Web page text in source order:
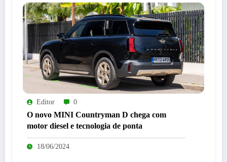
Editor 0
O novo MINI Countryman D chega com
motor diesel e tecnologia de ponta
18/06/2024